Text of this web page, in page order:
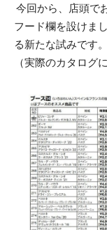
今回から、店頭で
フード欄を設けま
る新たな試みです
（実際のカタログ